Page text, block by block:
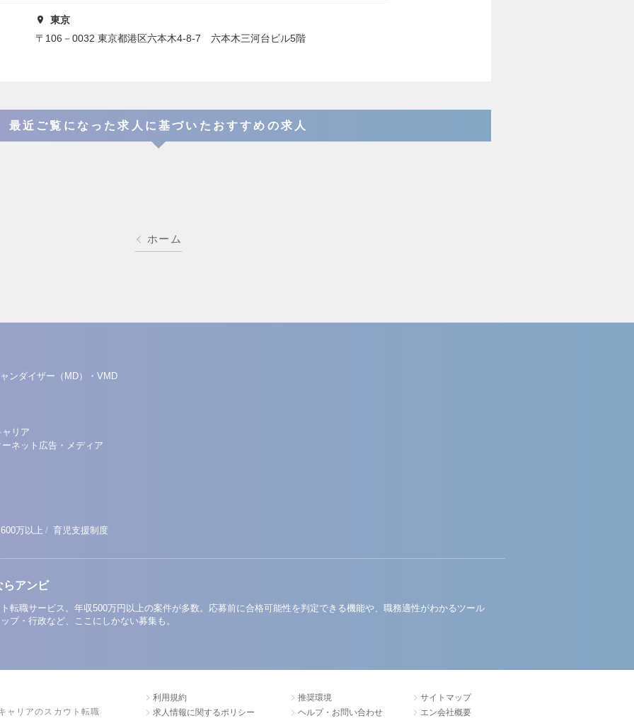
東京
〒106－0032 東京都港区六本木4-8-7 六本木三河台ビル5階
最近ご覧になった求人に基づいたおすすめの求人
ホーム
ンダイザー（MD）・VMD
リア
ネット広告・メディア
万以上 / 育児支援制度
らアンビ
転職サービス。年収500万円以上の案件が多数。応募前に合格可能性を判定できる機能や、職務適性がわかるツール
プ・行政など、ここにしかない募集も。
ャリアのスカウト転職
利用規約
求人情報に関するポリシー
推奨環境
ヘルプ・お問い合わせ
サイトマップ
エン会社概要